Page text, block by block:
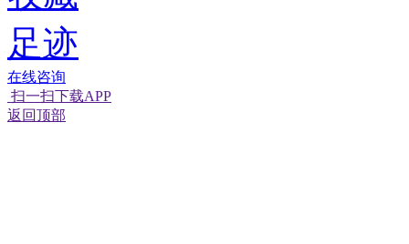
足迹
在线咨询
扫一扫下载APP
返回顶部